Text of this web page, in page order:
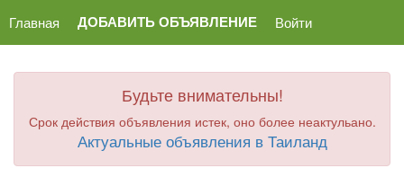
Главная ДОБАВИТЬ ОБЪЯВЛЕНИЕ Войти
Будьте внимательны!
Срок действия объявления истек, оно более неактульано.
Актуальные объявления в Таиланд